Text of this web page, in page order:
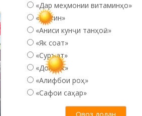
«Дар меҳмонии витаминҳо»
«Матин»
«Аниси кунҷи танҳоӣ...»
«Як соат»
«Суръат»
«Донояк»
«Алифбои роҳ»
«Сафои саҳар»